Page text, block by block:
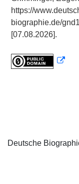
https://
biographie.de/
[07.08.2026].
Deutsche